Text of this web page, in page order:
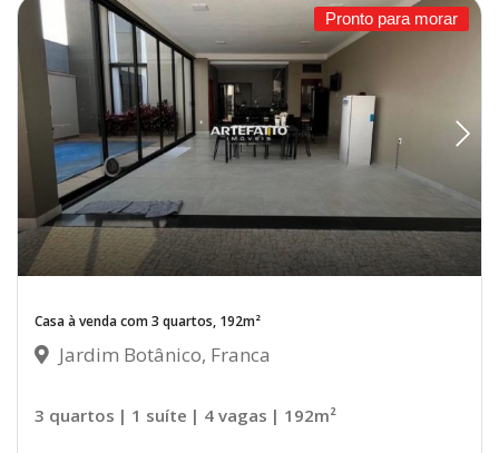
Pronto para morar
Casa à venda com 3 quartos, 192m²
Jardim Botânico, Franca
3 quartos | 1 suíte | 4 vagas | 192m²